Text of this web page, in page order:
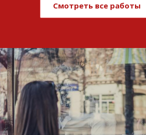
Смотреть все работы
Развитие и